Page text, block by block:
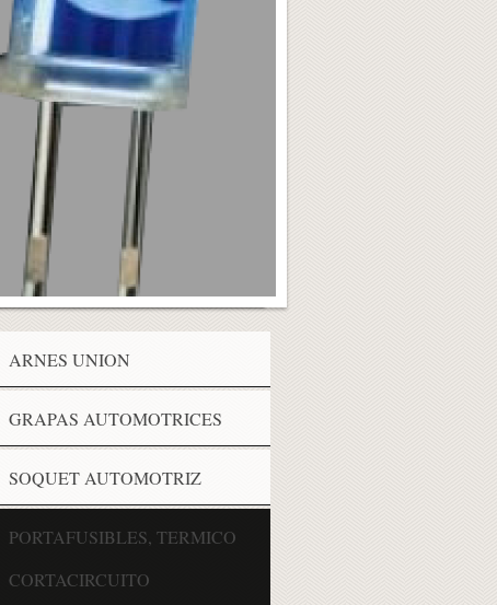
ARNES UNION
GRAPAS AUTOMOTRICES
SOQUET AUTOMOTRIZ
PORTAFUSIBLES, TERMICO
CORTACIRCUITO